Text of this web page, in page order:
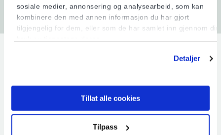
sosiale medier, annonsering og analysearbeid, som kan
kombinere den med annen informasjon du har gjort
tilgjengelig for dem, eller som de har samlet inn gjennom din
Detaljer
Tillat alle cookies
Tilpass